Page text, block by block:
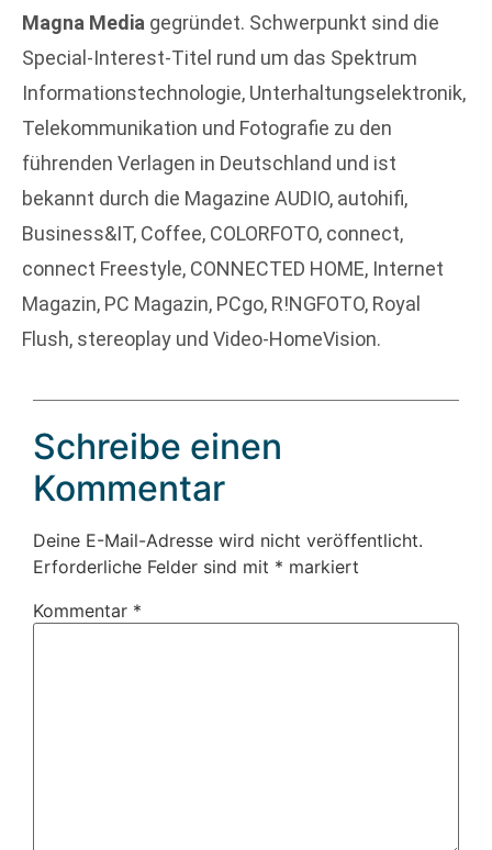
Magna Media gegründet. Schwerpunkt sind die
Special-Interest-Titel rund um das Spektrum
Informationstechnologie, Unterhaltungselektronik,
Telekommunikation und Fotografie zu den
führenden Verlagen in Deutschland und ist
bekannt durch die Magazine AUDIO, autohifi,
Business&IT, Coffee, COLORFOTO, connect,
connect Freestyle, CONNECTED HOME, Internet
Magazin, PC Magazin, PCgo, R!NGFOTO, Royal
Flush, stereoplay und Video-HomeVision.
Schreibe einen
Kommentar
Deine E-Mail-Adresse wird nicht veröffentlicht.
Erforderliche Felder sind mit * markiert
Kommentar *